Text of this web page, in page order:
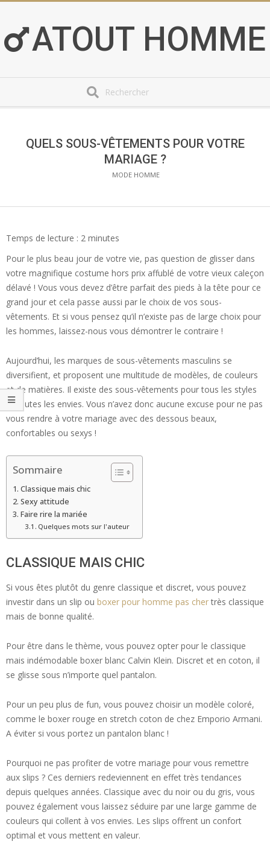
content ATOUT HOMME
QUELS SOUS-VÊTEMENTS POUR VOTRE
MARIAGE ?
MODE HOMME
Temps de lecture : 2 minutes
Pour le plus beau jour de votre vie, pas question de glisser dans
votre magnifique costume hors prix affublé de votre vieux caleçon
délavé ! Vous vous devez d’être parfait des pieds à la tête pour ce
grand jour et cela passe aussi par le choix de vos sous-
vêtements. Et si vous pensez qu’il n’existe pas de large choix pour
les hommes, laissez-nous vous démontrer le contraire !
Aujourd’hui, les marques de sous-vêtements masculins se
diversifient, et proposent une multitude de modèles, de couleurs
et de matières. Il existe des sous-vêtements pour tous les styles
et toutes les envies. Vous n’avez donc aucune excuse pour ne pas
vous rendre à votre mariage avec des dessous beaux,
confortables ou sexys !
Sommaire
Classique mais chic
Sexy attitude
Faire rire la mariée
Quelques mots sur l'auteur
CLASSIQUE MAIS CHIC
Si vous êtes plutôt du genre classique et discret, vous pouvez
investir dans un slip ou boxer pour homme pas chertrès classique
mais de bonne qualité.
Pour être dans le thème, vous pouvez opter pour le classique
mais indémodable boxer blanc Calvin Klein. Discret et en coton, il
se glisse sous n’importe quel pantalon.
Pour un peu plus de fun, vous pouvez choisir un modèle coloré,
comme le boxer rouge en stretch coton de chez Emporio Armani.
A éviter si vous portez un pantalon blanc !
Pourquoi ne pas profiter de votre mariage pour vous remettre
aux slips ? Ces derniers redeviennent en effet très tendances
depuis quelques années. Classique avec du noir ou du gris, vous
pouvez également vous laissez séduire par une large gamme de
couleurs qui collent à vos envies. Les slips offrent un confort
optimal et vous mettent en valeur.